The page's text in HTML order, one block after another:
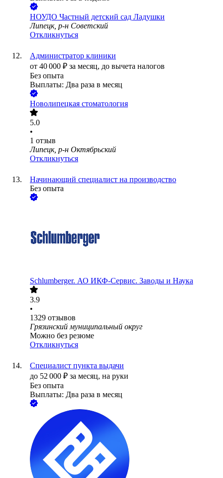
НОУДО Частный детский сад Ладушки
Липецк, р-н Советский
Откликнуться
Администратор клиники
от 40 000 ₽ за месяц, до вычета налогов
Без опыта
Выплаты: Два раза в месяц
Новолипецкая стоматология
5.0
•
1 отзыв
Липецк, р-н Октябрьский
Откликнуться
Начинающий специалист на производство
Без опыта
Schlumberger. АО ИКФ-Сервис. Заводы и Наука
3.9
•
1329 отзывов
Грязинский муниципальный округ
Можно без резюме
Откликнуться
Специалист пункта выдачи
до 52 000 ₽ за месяц, на руки
Без опыта
Выплаты: Два раза в месяц